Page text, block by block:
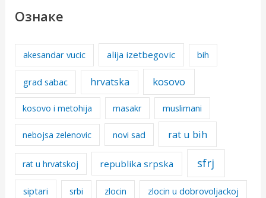
Ознаке
akesandar vucic alija izetbegovic bih
grad sabac hrvatska kosovo
kosovo i metohija masakr muslimani
nebojsa zelenovic novi sad rat u bih
rat u hrvatskoj republika srpska sfrj
siptari srbi zlocin zlocin u dobrovoljackoj